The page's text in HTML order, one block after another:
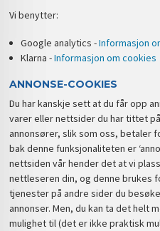
Vi benytter:
Google analytics -Informasjon
Klarna -Informasjon om cookies
ANNONSE-COOKIES
Du har kanskje sett at du får opp
varer eller nettsider du har tittet
annonsører, slik som oss, betaler
bak denne funksjonaliteten er
nettsiden vår hender det at vi
nettleseren din, og denne brukes
tjenester på andre sider du
annonser. Men, du kan ta det helt
mulighet til (det er ikke praktisk